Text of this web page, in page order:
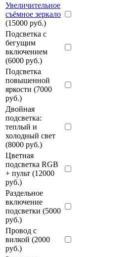
Увеличительное
съёмное зеркало
(15000 руб.)
Подсветка с
бегущим
включением
(6000 руб.)
Подсветка
повышенной
яркости (7000
руб.)
Двойная
подсветка:
теплый и
холодный свет
(8000 руб.)
Цветная
подсветка RGB
+ пульт (12000
руб.)
Раздельное
включение
подсветки (5000
руб.)
Провод с
вилкой (2000
руб.)